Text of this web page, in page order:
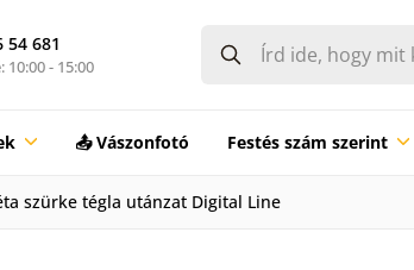
54 681
10:00 - 15:00
📤 Vászonfotó Festés szám szerint
szürke tégla utánzat Digital Line